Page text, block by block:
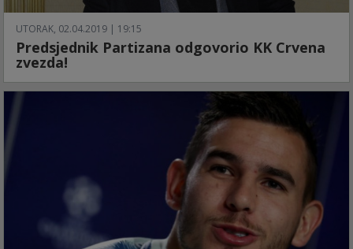
UTORAK, 02.04.2019 | 19:15
Predsjednik Partizana odgovorio KK Crvena
zvezda!